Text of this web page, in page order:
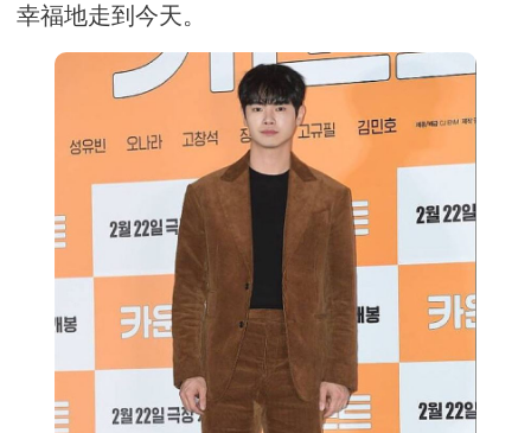
幸福地走到今天。